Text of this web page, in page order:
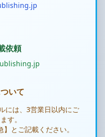
依頼
いて
には、3営業日以内にご
す。
とご記載ください。